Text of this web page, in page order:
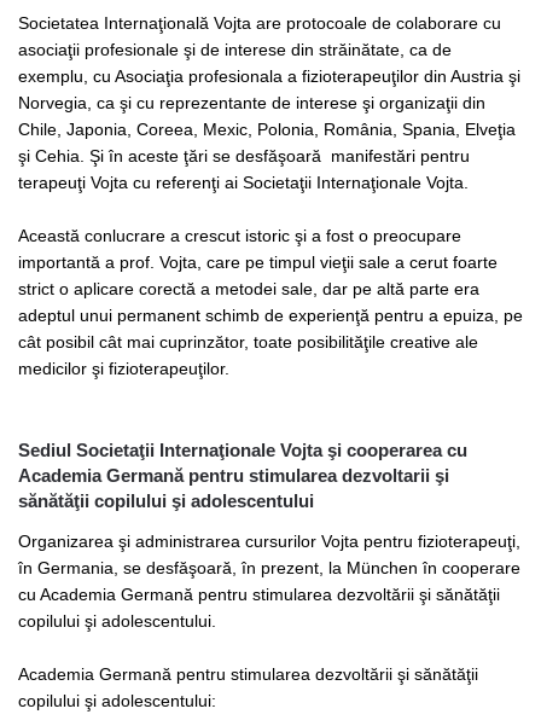
Societatea Internaţională Vojta are protocoale de colaborare cu
asociaţii profesionale şi de interese din străinătate, ca de
exemplu, cu Asociaţia profesionala a fizioterapeuţilor din Austria şi
Norvegia, ca şi cu reprezentante de interese şi organizaţii din
Chile, Japonia, Coreea, Mexic, Polonia, România, Spania, Elveţia
şi Cehia. Şi în aceste ţări se desfăşoară manifestări pentru
terapeuţi Vojta cu referenţi ai Societaţii Internaţionale Vojta.
Această conlucrare a crescut istoric şi a fost o preocupare
importantă a prof. Vojta, care pe timpul vieţii sale a cerut foarte
strict o aplicare corectă a metodei sale, dar pe altă parte era
adeptul unui permanent schimb de experienţă pentru a epuiza, pe
cât posibil cât mai cuprinzător, toate posibilităţile creative ale
medicilor şi fizioterapeuţilor.
Sediul Societaţii Internaţionale Vojta şi cooperarea cu
Academia Germană pentru stimularea dezvoltarii şi
sănătăţii copilului şi adolescentului
Organizarea şi administrarea cursurilor Vojta pentru fizioterapeuţi,
în Germania, se desfăşoară, în prezent, la München în cooperare
cu Academia Germană pentru stimularea dezvoltării şi sănătăţii
copilului şi adolescentului.
Academia Germană pentru stimularea dezvoltării şi sănătăţii
copilului şi adolescentului: